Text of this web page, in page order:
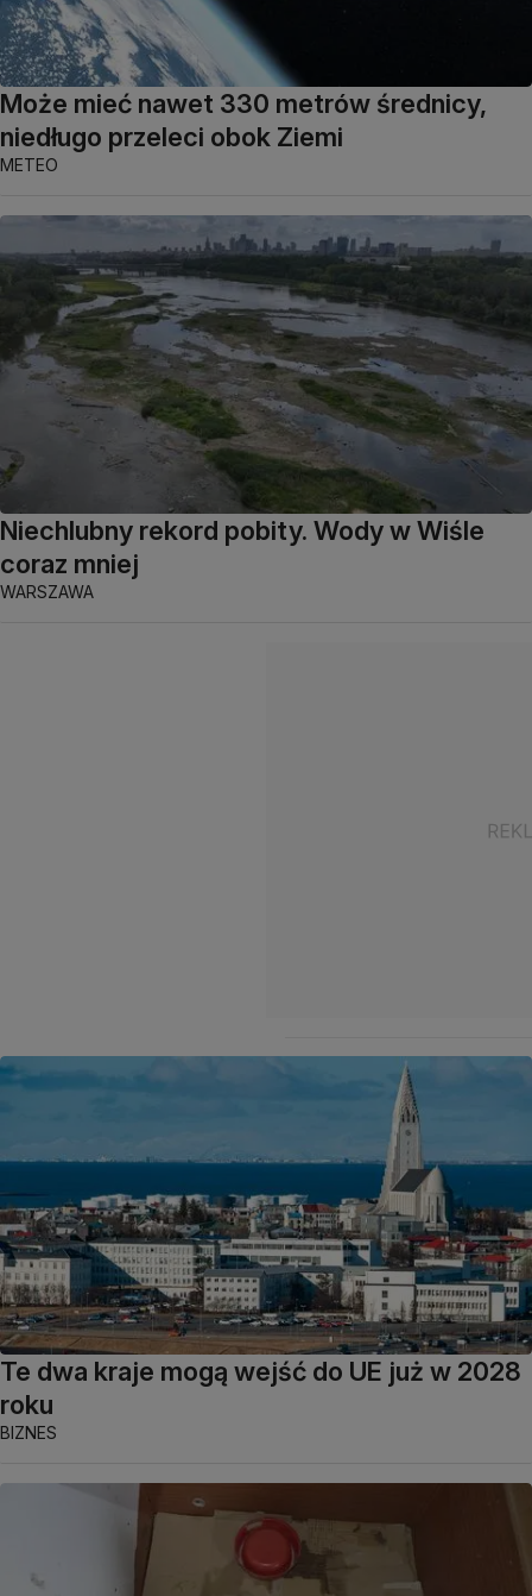
Może mieć nawet 330 metrów średnicy,
niedługo przeleci obok Ziemi
METEO
Niechlubny rekord pobity. Wody w Wiśle
coraz mniej
WARSZAWA
Te dwa kraje mogą wejść do UE już w 2028
roku
BIZNES